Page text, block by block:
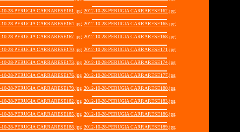
10-28-PERUGIA CARRARESE161.jpg 2012-10-28-PERUGIA CARRARESE162.jpg
10-28-PERUGIA CARRARESE164.jpg 2012-10-28-PERUGIA CARRARESE165.jpg
10-28-PERUGIA CARRARESE167.jpg 2012-10-28-PERUGIA CARRARESE168.jpg
10-28-PERUGIA CARRARESE170.jpg 2012-10-28-PERUGIA CARRARESE171.jpg
10-28-PERUGIA CARRARESE173.jpg 2012-10-28-PERUGIA CARRARESE174.jpg
10-28-PERUGIA CARRARESE176.jpg 2012-10-28-PERUGIA CARRARESE177.jpg
10-28-PERUGIA CARRARESE179.jpg 2012-10-28-PERUGIA CARRARESE180.jpg
10-28-PERUGIA CARRARESE182.jpg 2012-10-28-PERUGIA CARRARESE183.jpg
10-28-PERUGIA CARRARESE185.jpg 2012-10-28-PERUGIA CARRARESE186.jpg
10-28-PERUGIA CARRARESE188.jpg 2012-10-28-PERUGIA CARRARESE189.jpg